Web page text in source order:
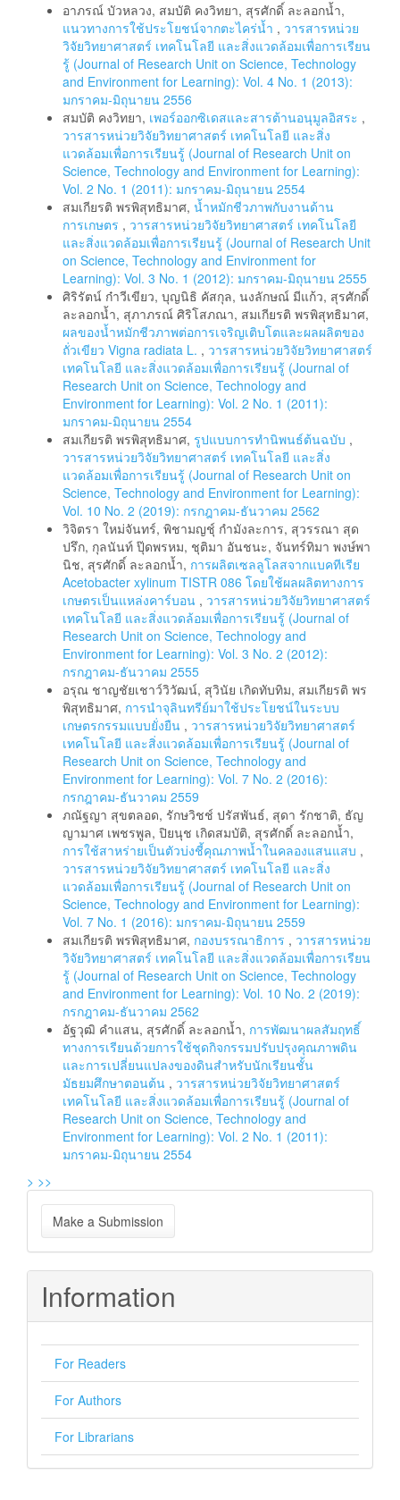
อาภรณ์ บัวหลวง, สมบัติ คงวิทยา, สุรศักดิ์ ละลอกน้ำ,
แนวทางการใช้ประโยชน์จากตะไคร่น้ำ , วารสารหน่วย
วิจัยวิทยาศาสตร์ เทคโนโลยี และสิ่งแวดล้อมเพื่อการเรียน
รู้ (Journal of Research Unit on Science, Technology
and Environment for Learning): Vol. 4 No. 1 (2013):
มกราคม-มิถุนายน 2556
สมบัติ คงวิทยา, เพอร์ออกซิเดสและสารต้านอนุมูลอิสระ ,
วารสารหน่วยวิจัยวิทยาศาสตร์ เทคโนโลยี และสิ่ง
แวดล้อมเพื่อการเรียนรู้ (Journal of Research Unit on
Science, Technology and Environment for Learning):
Vol. 2 No. 1 (2011): มกราคม-มิถุนายน 2554
สมเกียรติ พรพิสุทธิมาศ, น้ำหมักชีวภาพกับงานด้าน
การเกษตร , วารสารหน่วยวิจัยวิทยาศาสตร์ เทคโนโลยี
และสิ่งแวดล้อมเพื่อการเรียนรู้ (Journal of Research Unit
on Science, Technology and Environment for
Learning): Vol. 3 No. 1 (2012): มกราคม-มิถุนายน 2555
ศิริรัตน์ ก๋าวีเขียว, บุญนิธิ คัสกุล, นงลักษณ์ มีแก้ว, สุรศักดิ์
ละลอกน้ำ, สุภาภรณ์ ศิริโสภณา, สมเกียรติ พรพิสุทธิมาศ,
ผลของน้ำหมักชีวภาพต่อการเจริญเติบโตและผลผลิตของ
ถั่วเขียว Vigna radiata L. , วารสารหน่วยวิจัยวิทยาศาสตร์
เทคโนโลยี และสิ่งแวดล้อมเพื่อการเรียนรู้ (Journal of
Research Unit on Science, Technology and
Environment for Learning): Vol. 2 No. 1 (2011):
มกราคม-มิถุนายน 2554
สมเกียรติ พรพิสุทธิมาศ, รูปแบบการทํานิพนธ์ต้นฉบับ ,
วารสารหน่วยวิจัยวิทยาศาสตร์ เทคโนโลยี และสิ่ง
แวดล้อมเพื่อการเรียนรู้ (Journal of Research Unit on
Science, Technology and Environment for Learning):
Vol. 10 No. 2 (2019): กรกฎาคม-ธันวาคม 2562
วิจิตรา ใหม่จันทร์, พิชามญชุ์ กำมังละการ, สุวรรณา สุด
ปรึก, กุลนันท์ ปุ๊ดพรหม, ชุติมา อันชนะ, จันทร์ทิมา พงษ์พา
นิช, สุรศักดิ์ ละลอกน้ำ, การผลิตเซลลูโลสจากแบคทีเรีย
Acetobacter xylinum TISTR 086 โดยใช้ผลผลิตทางการ
เกษตรเป็นแหล่งคาร์บอน , วารสารหน่วยวิจัยวิทยาศาสตร์
เทคโนโลยี และสิ่งแวดล้อมเพื่อการเรียนรู้ (Journal of
Research Unit on Science, Technology and
Environment for Learning): Vol. 3 No. 2 (2012):
กรกฎาคม-ธันวาคม 2555
อรุณ ชาญชัยเชาว์วิวัฒน์, สุวินัย เกิดทับทิม, สมเกียรติ พร
พิสุทธิมาศ, การนำจุลินทรีย์มาใช้ประโยชน์ในระบบ
เกษตรกรรมแบบยั่งยืน , วารสารหน่วยวิจัยวิทยาศาสตร์
เทคโนโลยี และสิ่งแวดล้อมเพื่อการเรียนรู้ (Journal of
Research Unit on Science, Technology and
Environment for Learning): Vol. 7 No. 2 (2016):
กรกฎาคม-ธันวาคม 2559
ภณัฐญา สุขตลอด, รักษวิชช์ ปรัสพันธ์, สุดา รักชาติ, ธัญ
ญามาศ เพชรพูล, ปิยนุช เกิดสมบัติ, สุรศักดิ์ ละลอกน้ำ,
การใช้สาหร่ายเป็นตัวบ่งชี้คุณภาพน้ำในคลองแสนแสบ ,
วารสารหน่วยวิจัยวิทยาศาสตร์ เทคโนโลยี และสิ่ง
แวดล้อมเพื่อการเรียนรู้ (Journal of Research Unit on
Science, Technology and Environment for Learning):
Vol. 7 No. 1 (2016): มกราคม-มิถุนายน 2559
สมเกียรติ พรพิสุทธิมาศ, กองบรรณาธิการ , วารสารหน่วย
วิจัยวิทยาศาสตร์ เทคโนโลยี และสิ่งแวดล้อมเพื่อการเรียน
รู้ (Journal of Research Unit on Science, Technology
and Environment for Learning): Vol. 10 No. 2 (2019):
กรกฎาคม-ธันวาคม 2562
อัฐวุฒิ คำแสน, สุรศักดิ์ ละลอกน้ำ, การพัฒนาผลสัมฤทธิ์
ทางการเรียนด้วยการใช้ชุดกิจกรรมปรับปรุงคุณภาพดิน
และการเปลี่ยนแปลงของดินสำหรับนักเรียนชั้น
มัธยมศึกษาตอนต้น , วารสารหน่วยวิจัยวิทยาศาสตร์
เทคโนโลยี และสิ่งแวดล้อมเพื่อการเรียนรู้ (Journal of
Research Unit on Science, Technology and
Environment for Learning): Vol. 2 No. 1 (2011):
มกราคม-มิถุนายน 2554
> >>
Make
a
Submission
Make a Submission
Information
For Readers
For Authors
For Librarians